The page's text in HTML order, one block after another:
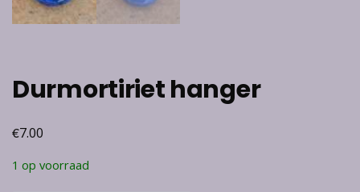
Durmortiriet hanger
€7.00
1 op voorraad